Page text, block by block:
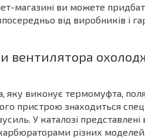
магазині ви можете
від виробників і
вентилятора
яку виконує термомуфта,
пристрою знаходиться
У каталозі
різних